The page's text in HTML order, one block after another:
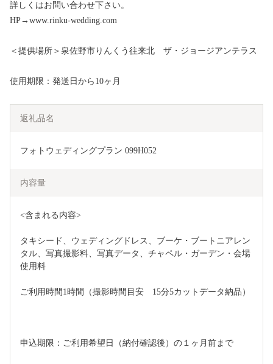
詳しくはお問い合わせ下さい。
HP→www.rinku-wedding.com
＜提供場所＞泉佐野市りんくう往来北 ザ・ジョージアンテラス
使用期限：発送日から10ヶ月
返礼品名
フォトウェディングプラン 099H052
内容量
<含まれる内容>
タキシード、ウェディングドレス、ブーケ・ブートニアレン
タル、写真撮影料、写真データ、チャペル・ガーデン・会場
使用料
ご利用時間1時間（撮影時間目安　15分5カットデータ納品）
申込期限：ご利用希望日（納付確認後）の１ヶ月前まで